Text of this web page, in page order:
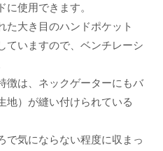
使用できます。
た大き目のハンドポケット
ていますので、ベンチレーシ
徴は、ネックゲーターにもバ
地）が縫い付けられている
で気にならない程度に収まっ